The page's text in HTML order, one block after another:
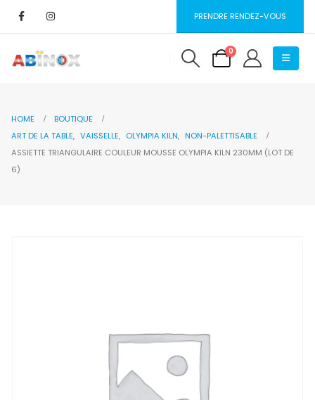
PRENDRE RENDEZ-VOUS
0
HOME
BOUTIQUE
ART DE LA TABLE, VAISSELLE, OLYMPIA KILN, NON-PALETTISABLE
ASSIETTE TRIANGULAIRE COULEUR MOUSSE OLYMPIA KILN 230MM (LOT DE
6)